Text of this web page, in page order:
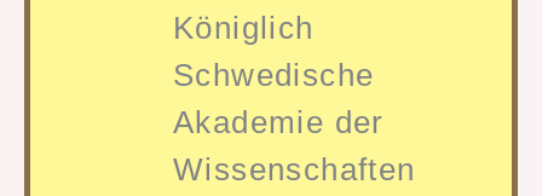
Königlich
Schwedische
Akademie der
Wissenschaften